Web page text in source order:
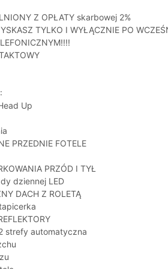
Z OPŁATY skarbowej 2%
TYLKO I WYŁĄCZNIE PO
Up
PRZEDNIE FOTELE
PRZÓD I TYŁ
dziennej LED
DACH Z ROLETĄ
strefy automatyczna